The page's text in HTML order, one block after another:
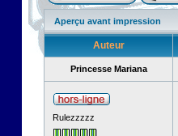
Aperçu avant impression
Auteur
Princesse Mariana
Rulezzzzz